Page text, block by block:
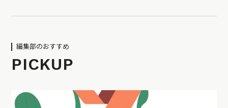
編集部のおすすめ
PICKUP